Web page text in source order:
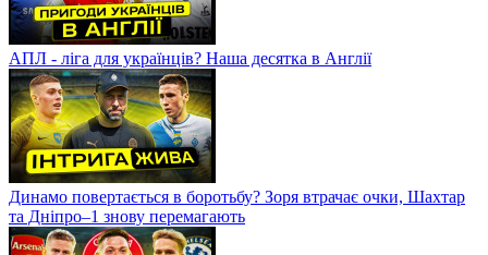
АПЛ - ліга для українців? Наша десятка в Англії
Динамо повертається в боротьбу? Зоря втрачає очки, Шахтар
та Дніпро–1 знову перемагають